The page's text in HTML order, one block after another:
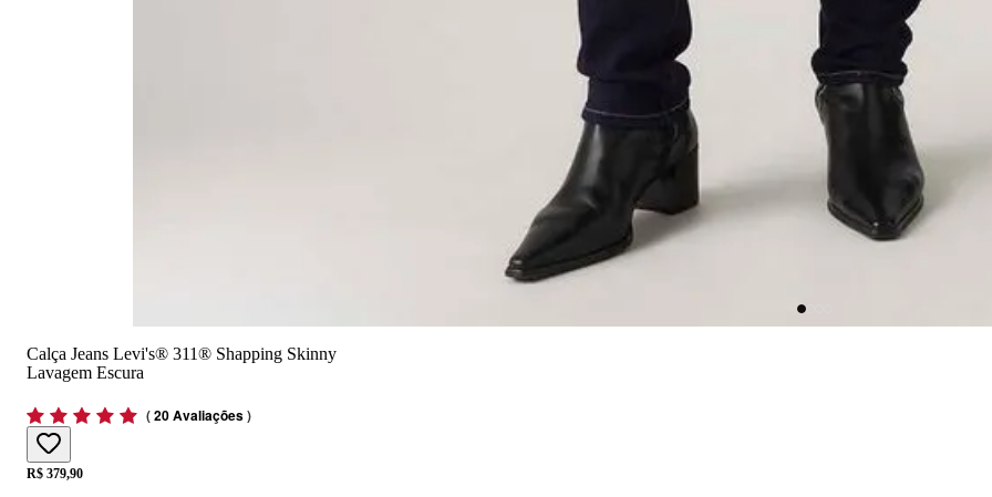
Calça Jeans Levi's® 311® Shapping Skinny
Lavagem Escura
(20 Avaliações)
Price:
R$ 379,90